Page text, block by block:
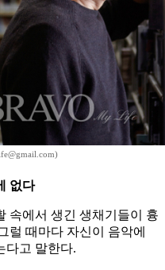
없다
속에서 생긴 생채기들이 흉
럴 때마다 자신이 음악에
다고 말한다.